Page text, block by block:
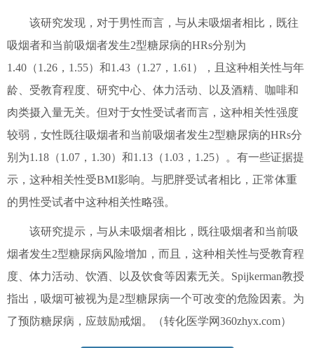
该研究发现，对于男性而言，与从未吸烟者相比，既往
吸烟者和当前吸烟者发生2型糖尿病的HRs分别为
1.40（1.26，1.55）和1.43（1.27，1.61），且这种相关性与年
龄、受教育程度、研究中心、体力活动、以及酒精、咖啡和
肉类摄入量无关。但对于女性受试者而言，这种相关性强度
较弱，女性既往吸烟者和当前吸烟者发生2型糖尿病的HRs分
别为1.18（1.07，1.30）和1.13（1.03，1.25）。有一些证据提
示，这种相关性受BMI影响。与肥胖受试者相比，正常体重
的男性受试者中这种相关性略强。
该研究提示，与从未吸烟者相比，既往吸烟者和当前吸
烟者发生2型糖尿病风险增加，而且，这种相关性与受教育程
度、体力活动、饮酒、以及饮食等因素无关。Spijkerman教授
指出，吸烟可被视为是2型糖尿病一个可改变的危险因素。为
了预防糖尿病，应鼓励戒烟。（转化医学网360zhyx.com）